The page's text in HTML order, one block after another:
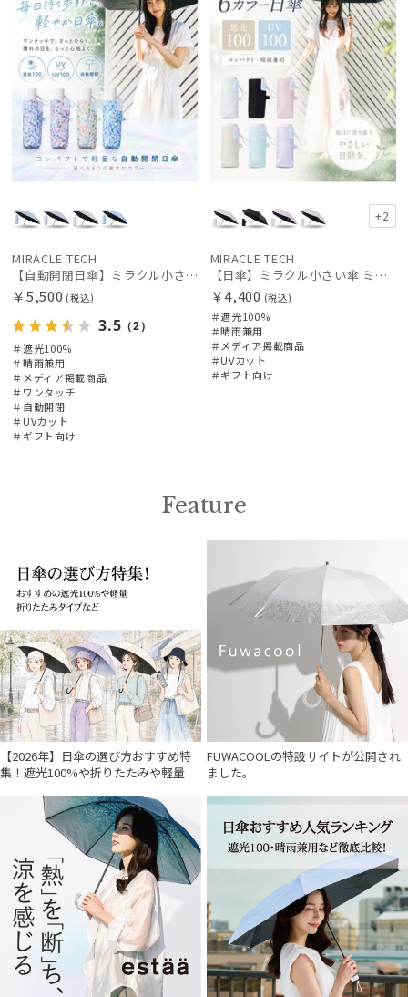
LANVIN COLLECTION
ランバン コレクション
LANVIN en Bleu
ランバン オン ブルー
MACKINTOSH PHILOSOPHY
マッキントッシュ フィロソフィー
ミラクルテック
PAUL&JOE ACCESSOIRES
ポールアンドジョー アクセソワ
POLO RALPH LAUREN
ポロ ラルフ ローレン
ウラワザ
カラー
価格・割引率
在庫表示
販売状況
入荷状況
MIRACLE TECH
【自動開閉日傘】ミラクル小さい傘 ミラクルテックプロ (MIRACLE TECH Pro) カラフルドット 晴雨兼用 遮光100 ワンタッチ開閉
￥5,500 (税込)
3.5 （2）
＃遮光100%
＃晴雨兼用
＃メディア掲載商品
＃ワンタッチ
＃自動開閉
＃UVカット
＃ギフト向け
+2
MIRACLE TECH
【日傘】ミラクル小さい傘 ミラクルテックプロ (MIRACLE TECH Pro) 最小折りたたみ傘 晴雨兼用 遮光100
￥4,400 (税込)
＃遮光100%
＃晴雨兼用
＃メディア掲載商品
＃UVカット
＃ギフト向け
Feature
【2026年】日傘の選び方おすすめ特
集！遮光100%や折りたたみや軽量
FUWACOOLの特設サイトが公開され
ました。